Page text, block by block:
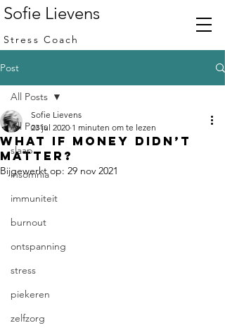
Sofie Lievens
Stress Coach
Post
All Posts
slaap
insomnia
immuniteit
burnout
ontspanning
stress
piekeren
zelfzorg
All Posts
What if money didn’t
matter?
Sofie Lievens
23 jul 2020 1 minuten om te lezen
Bijgewerkt op: 29 nov 2021